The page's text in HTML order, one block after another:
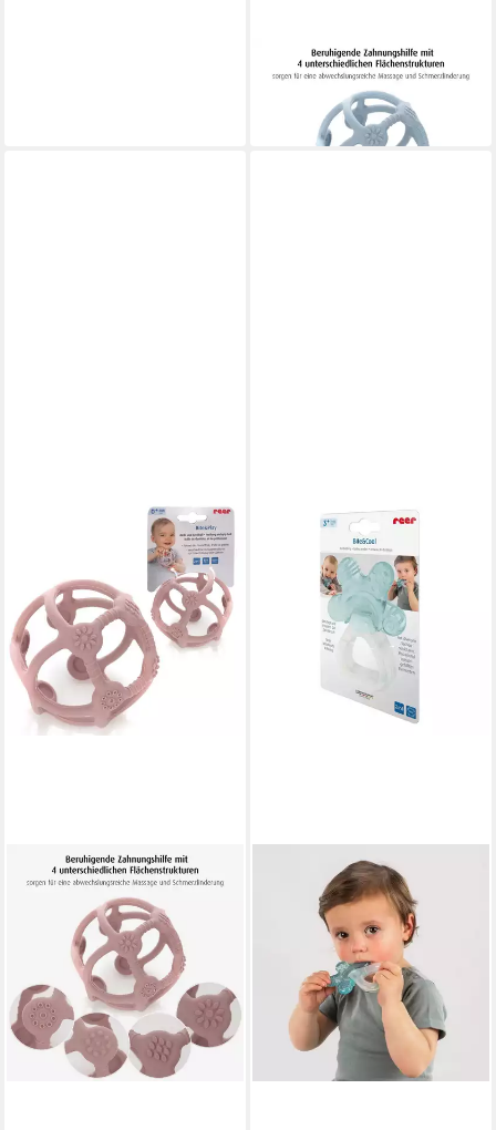
Beißring blau
in 4-5 Werktagen bei dir
Beißring rosa
in 4-5 Werktagen bei dir